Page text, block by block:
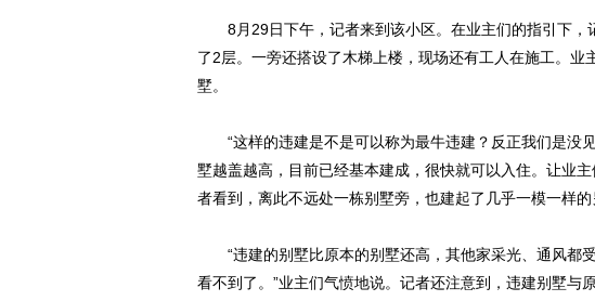
8月29日下午，记者来到该小区。在业主们的指引下，
了2层。一旁还搭设了木梯上楼，现场还有工人在施工。业
墅。
“这样的违建是不是可以称为最牛违建？反正我们是没
墅越盖越高，目前已经基本建成，很快就可以入住。让业
者看到，离此不远处一栋别墅旁，也建起了几乎一模一样的
“违建的别墅比原本的别墅还高，其他家采光、通风都
看不到了。”业主们气愤地说。记者还注意到，违建别墅与